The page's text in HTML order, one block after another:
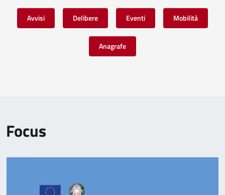
Avvisi Delibere Eventi Mobilità
Anagrafe
Focus